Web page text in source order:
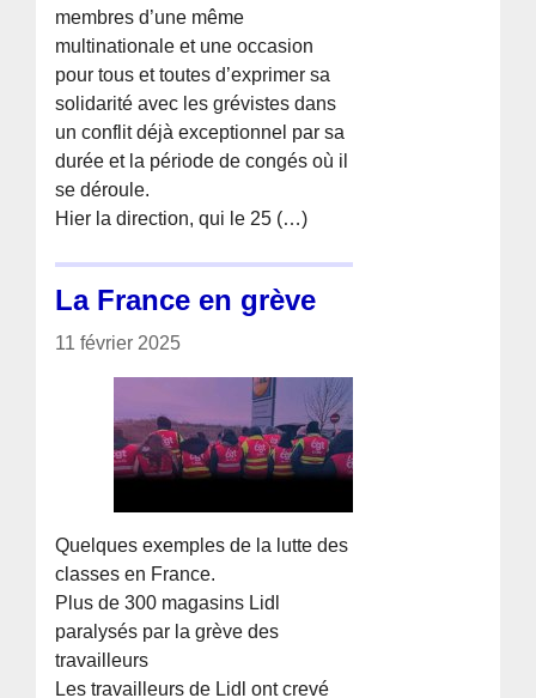
membres d’une même
multinationale et une occasion
pour tous et toutes d’exprimer sa
solidarité avec les grévistes dans
un conflit déjà exceptionnel par sa
durée et la période de congés où il
se déroule.
Hier la direction, qui le 25 (…)
La France en grève
11 février 2025
Quelques exemples de la lutte des
classes en France.
Plus de 300 magasins Lidl
paralysés par la grève des
travailleurs
Les travailleurs de Lidl ont crevé